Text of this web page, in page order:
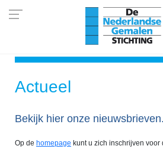
Actueel
Bekijk hier onze nieuwsbrieven.
Op de homepage kunt u zich inschrijven